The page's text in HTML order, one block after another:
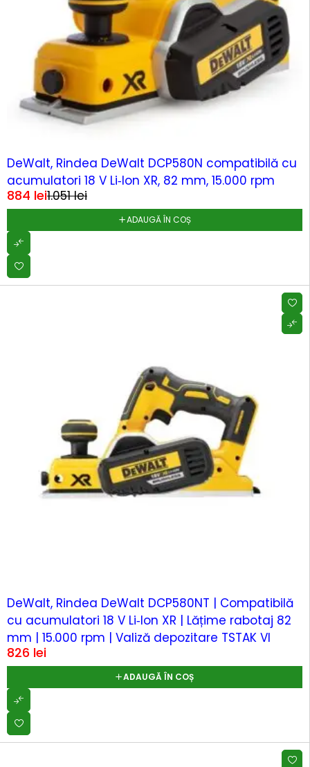
DeWalt, Rindea DeWalt DCP580N compatibilă cu
acumulatori 18 V Li‑Ion XR, 82 mm, 15.000 rpm
1.051lei
884 lei
ADAUGĂ ÎN COȘ
DeWalt, Rindea DeWalt DCP580NT | Compatibilă
cu acumulatori 18 V Li‑Ion XR | Lățime rabotaj 82
mm | 15.000 rpm | Valiză depozitare TSTAK VI
826 lei
ADAUGĂ ÎN COȘ